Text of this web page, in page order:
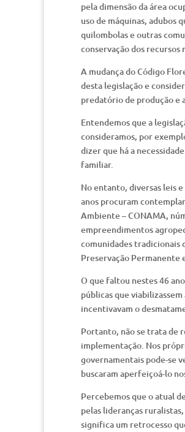
pela dimensão da área
uso de máquinas, adubos
quilombolas e outras
conservação dos
A mudança do Código
desta legislação e
predatório de produção e
Entendemos que a
consideramos, por
dizer que há a
familiar.
No entanto, diversas leis
anos procuram
Ambiente – CONAMA,
empreendimentos
comunidades tradicionais
Preservação Permanente
O que faltou nestes 46
públicas que
incentivavam o
Portanto, não se trata de
implementação. Nos
governamentais pode-se
buscaram aperfeiçoá-lo
Percebemos que o atual
pelas lideranças
significa um retrocesso